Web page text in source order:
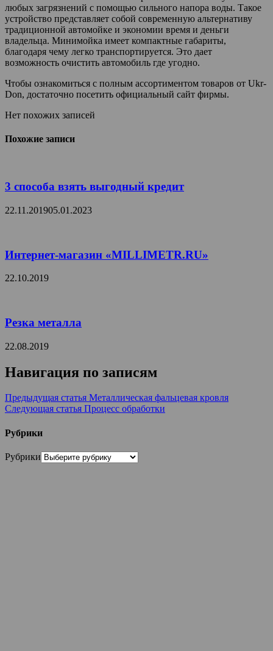
любых загрязнений с помощью сильного напора воды. Такое
устройство представляет собой современную альтернативу
традиционной автомойке и экономии время и деньги
владельца. Минимойка имеет компактные габариты,
благодаря чему легко транспортируется. Это дает
возможность очистить автомобиль где угодно.
Чтобы ознакомиться с полным ассортиментом товаров от Ukr-
Don, достаточно посетить официальный сайт фирмы.
Нет похожих записей
Похожие записи
3 способа взять выгодный кредит
22.11.201905.01.2023
Интернет-магазин «MILLIMETR.RU»
22.10.2019
Резка металла
22.08.2019
Навигация по записям
Предыдущая статья Металлическая фальцевая кровля
Следующая статья Процесс обработки
Рубрики
Рубрики